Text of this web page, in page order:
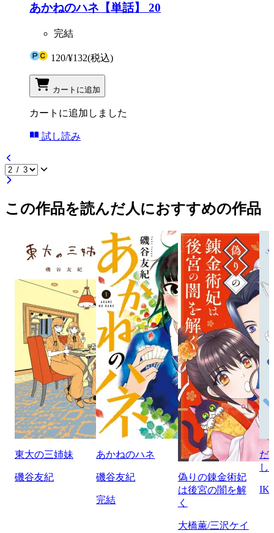
あかねのハネ【単話】 20
完結
120/¥132(税込)
カートに追加
カートに追加しました
試し読み
この作品を読んだ人におすすめの作品
東大の三姉妹
磯谷友紀
あかねのハネ
磯谷友紀
完結
偽りの錬金術妃
は後宮の闇を解
く
大橋薫/三沢ケイ
だ
し